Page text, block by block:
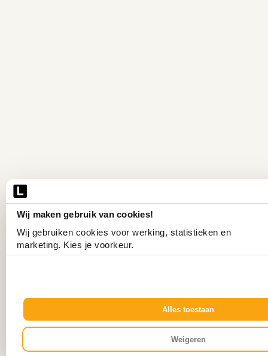
Wij maken gebruik van cookies!
Wij gebruiken cookies voor werking, statistieken en
marketing. Kies je voorkeur.
Alles toestaan
Weigeren